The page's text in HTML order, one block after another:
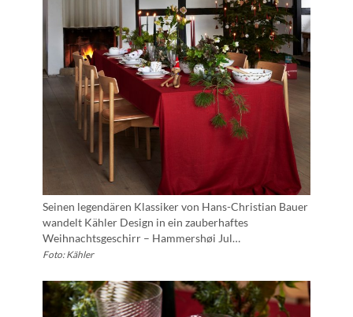
Seinen legendären Klassiker von Hans-Christian Bauer
wandelt Kähler Design in ein zauberhaftes
Weihnachtsgeschirr – Hammershøi Jul…
Foto: Kähler